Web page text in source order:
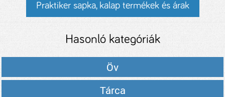
Praktiker sapka, kalap termékek és árak
Hasonló kategóriák
Öv
Tárca